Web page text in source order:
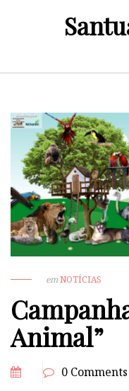
emNOTÍCIAS
Animal”
0 Comments